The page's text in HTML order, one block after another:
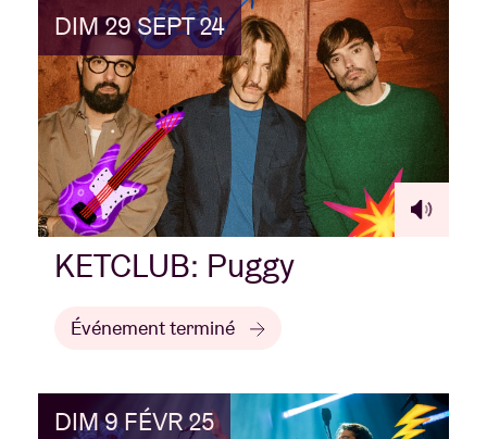
DIM 29 SEPT 24
KETCLUB: Puggy
Événement terminé
DIM 9 FÉVR 25